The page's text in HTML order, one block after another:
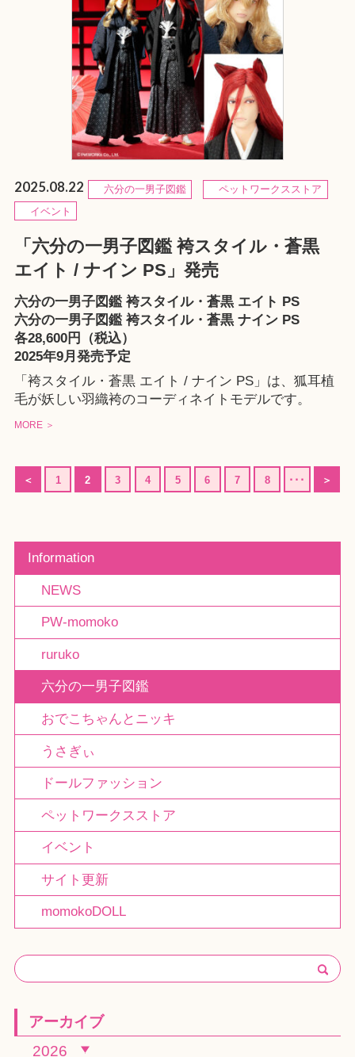
2025.08.22 六分の一男子図鑑
ペットワークスストア
イベント
「六分の一男子図鑑 袴スタイル・蒼黒
エイト / ナイン PS」発売
六分の一男子図鑑 袴スタイル・蒼黒 エイト PS
六分の一男子図鑑 袴スタイル・蒼黒 ナイン PS
各28,600円（税込）
2025年9月発売予定
「袴スタイル・蒼黒 エイト / ナイン PS」は、狐耳植
毛が妖しい羽織袴のコーディネイトモデルです。
MORE ＞
＜ 1 2 3 4 5 6 7 8 ･･･ ＞
Information
NEWS
PW-momoko
ruruko
六分の一男子図鑑
おでこちゃんとニッキ
うさぎぃ
ドールファッション
ペットワークスストア
イベント
サイト更新
momokoDOLL
アーカイブ
2026